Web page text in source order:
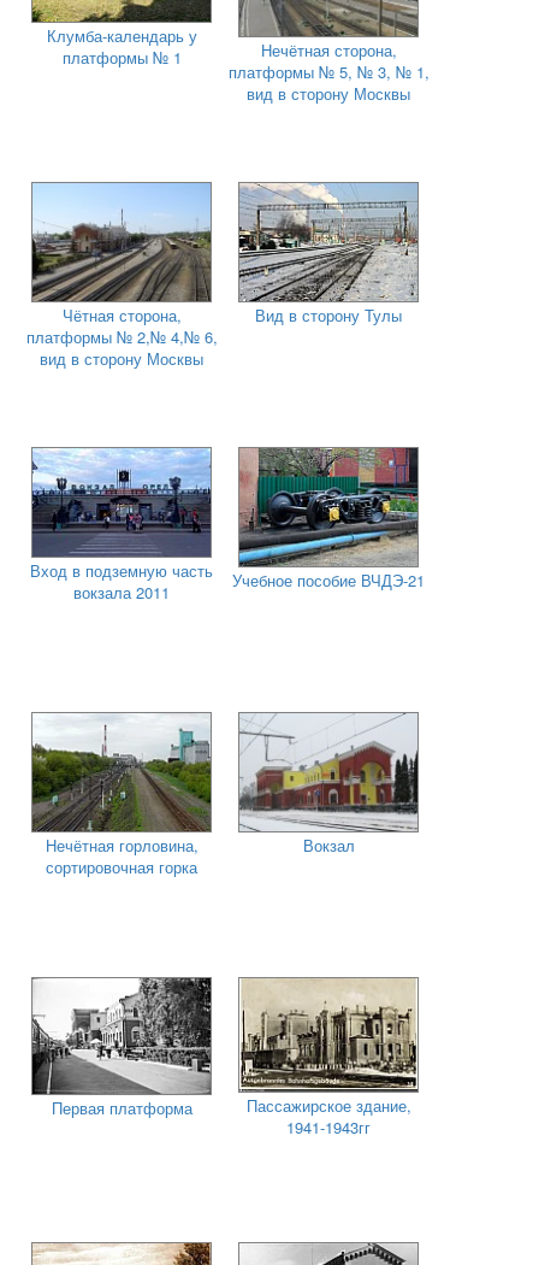
Клумба-календарь у
платформы № 1
Нечётная сторона,
платформы № 5, № 3, № 1,
вид в сторону Москвы
Чётная сторона,
платформы № 2,№ 4,№ 6,
вид в сторону Москвы
Вид в сторону Тулы
Вход в подземную часть
вокзала 2011
Учебное пособие ВЧДЭ-21
Нечётная горловина,
сортировочная горка
Вокзал
Первая платформа
Пассажирское здание,
1941-1943гг